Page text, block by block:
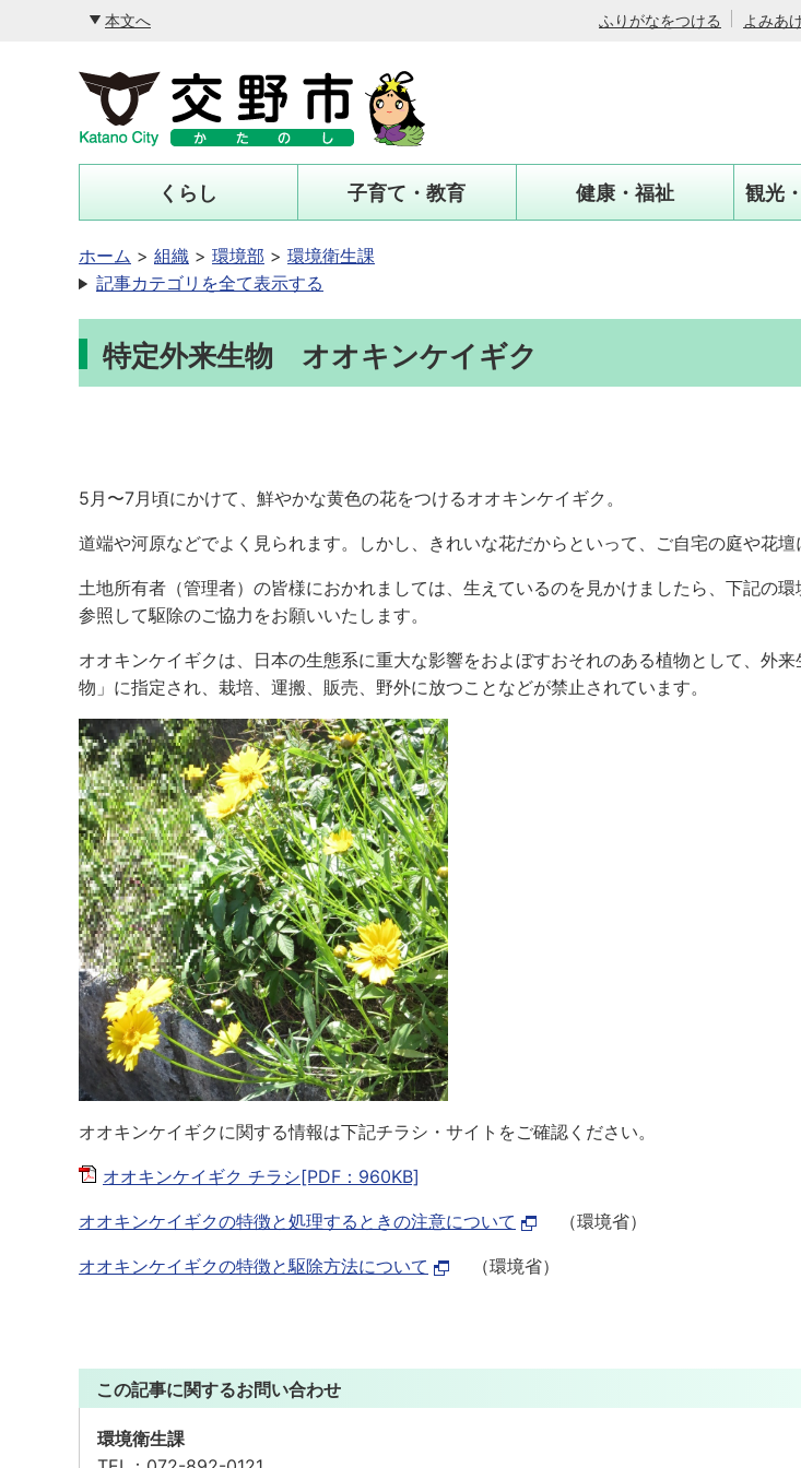
本文へ ふりがなをつける よみあ
くらし 子育て・教育 健康・福祉 観光
ホーム 組織 環境部
環境衛生課
記事カテゴリを全て表示する
特定外来生物 オオキンケイギク
5月〜7月頃にかけて、鮮やかな黄色の花をつけるオオキンケイギク。
道端や河原などでよく見られます。しかし、きれいな花だからといって、ご自宅の庭や花壇
土地所有者（管理者）の皆様におかれましては、生えているのを見かけましたら、下記の
参照して駆除のご協力をお願いいたします。
オオキンケイギクは、日本の生態系に重大な影響をおよぼすおそれのある植物として、外
物」に指定され、栽培、運搬、販売、野外に放つことなどが禁止されています。
オオキンケイギクに関する情報は下記チラシ・サイトをご確認ください。
オオキンケイギク チラシ[PDF：960KB]
オオキンケイギクの特徴と処理するときの注意について （環境省）
オオキンケイギクの特徴と駆除方法について （環境省）
この記事に関するお問い合わせ
環境衛生課